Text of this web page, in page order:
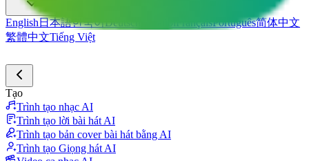
English 日本語한국어Deutsch FrançaisPortuguês简体中文
繁體中文Tiếng Việt
Tạo
Trình tạo nhạc AI
Trình tạo lời bài hát AI
Trình tạo bản cover bài hát bằng AI
Trình tạo Giọng hát AI